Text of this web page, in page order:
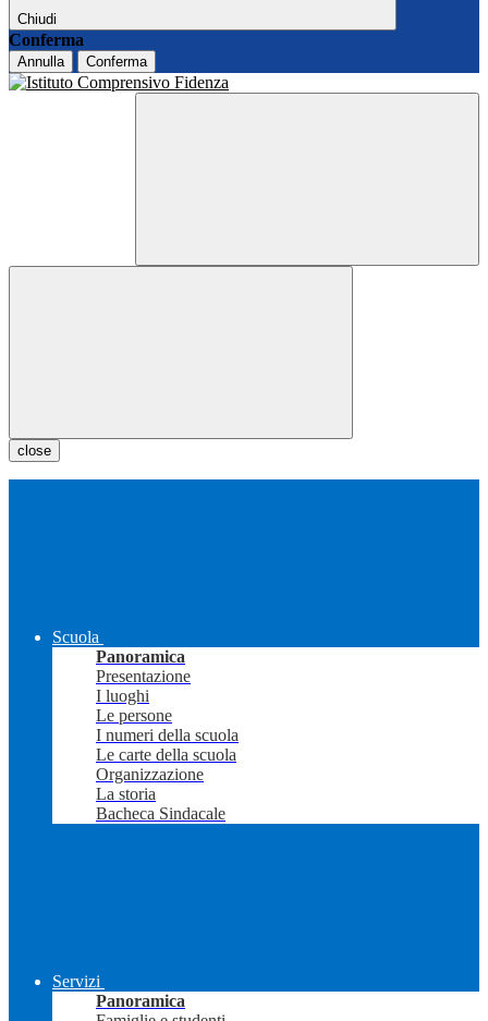
Chiudi
Conferma
Annulla Conferma
close
Scuola
Panoramica
Presentazione
I luoghi
Le persone
I numeri della scuola
Le carte della scuola
Organizzazione
La storia
Bacheca Sindacale
Servizi
Panoramica